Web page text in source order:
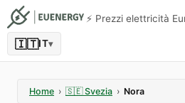
⚡️ Prezzi elettricità
🇮🇹IT▾
Home › 🇸🇪 Svezia › Nora